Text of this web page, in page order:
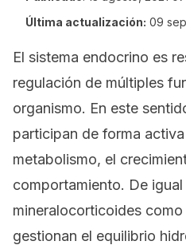
Última actualización: 09
El sistema endocrino es
regulación de múltiples
organismo. En este
participan de forma
metabolismo, el
comportamiento. De
mineralocorticoides
gestionan el equilibrio